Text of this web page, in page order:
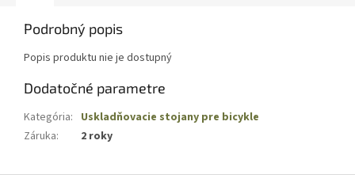
Podrobný popis
Popis produktu nie je dostupný
Dodatočné parametre
Kategória: Uskladňovacie stojany pre bicykle
Záruka: 2 roky